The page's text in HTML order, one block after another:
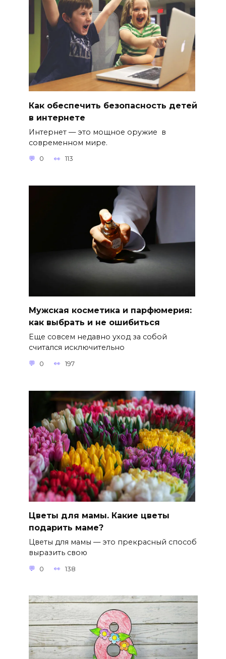
Как обеспечить безопасность детей
в интернете
Интернет — это мощное оружие в
современном мире.
0 113
Мужская косметика и парфюмерия:
как выбрать и не ошибиться
Еще совсем недавно уход за собой
считался исключительно
0 197
Цветы для мамы. Какие цветы
подарить маме?
Цветы для мамы — это прекрасный способ
выразить свою
0 138